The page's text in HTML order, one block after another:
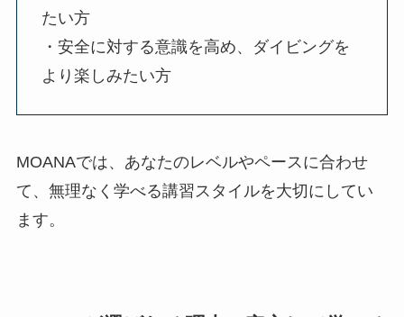
たい方
・安全に対する意識を高め、ダイビングを
より楽しみたい方
MOANAでは、あなたのレベルやペースに合わせ
て、無理なく学べる講習スタイルを大切にしてい
ます。